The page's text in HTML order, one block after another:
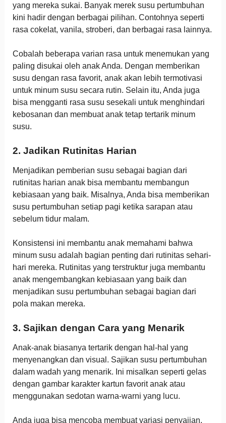
yang mereka sukai. Banyak merek susu pertumbuhan
kini hadir dengan berbagai pilihan. Contohnya seperti
rasa cokelat, vanila, stroberi, dan berbagai rasa lainnya.
Cobalah beberapa varian rasa untuk menemukan yang
paling disukai oleh anak Anda. Dengan memberikan
susu dengan rasa favorit, anak akan lebih termotivasi
untuk minum susu secara rutin. Selain itu, Anda juga
bisa mengganti rasa susu sesekali untuk menghindari
kebosanan dan membuat anak tetap tertarik minum
susu.
2. Jadikan Rutinitas Harian
Menjadikan pemberian susu sebagai bagian dari
rutinitas harian anak bisa membantu membangun
kebiasaan yang baik. Misalnya, Anda bisa memberikan
susu pertumbuhan setiap pagi ketika sarapan atau
sebelum tidur malam.
Konsistensi ini membantu anak memahami bahwa
minum susu adalah bagian penting dari rutinitas sehari-
hari mereka. Rutinitas yang terstruktur juga membantu
anak mengembangkan kebiasaan yang baik dan
menjadikan susu pertumbuhan sebagai bagian dari
pola makan mereka.
3. Sajikan dengan Cara yang Menarik
Anak-anak biasanya tertarik dengan hal-hal yang
menyenangkan dan visual. Sajikan susu pertumbuhan
dalam wadah yang menarik. Ini misalkan seperti gelas
dengan gambar karakter kartun favorit anak atau
menggunakan sedotan warna-warni yang lucu.
Anda juga bisa mencoba membuat variasi penyajian,